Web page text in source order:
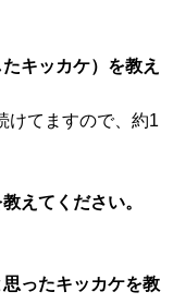
キッカケ）を教え
けてますので、約1
えてください。
ったキッカケを教